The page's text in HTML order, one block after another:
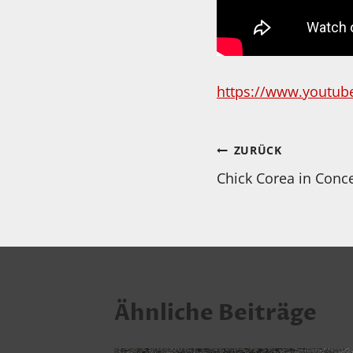
https://
ZURÜCK
Chick Corea in
Ähnliche Beiträge